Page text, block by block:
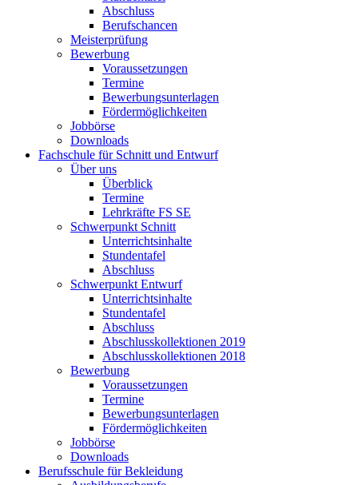
Abschluss
Berufschancen
Meisterprüfung
Bewerbung
Voraussetzungen
Termine
Bewerbungsunterlagen
Fördermöglichkeiten
Jobbörse
Downloads
Fachschule für Schnitt und Entwurf
Über uns
Überblick
Termine
Lehrkräfte FS SE
Schwerpunkt Schnitt
Unterrichtsinhalte
Stundentafel
Abschluss
Schwerpunkt Entwurf
Unterrichtsinhalte
Stundentafel
Abschluss
Abschlusskollektionen 2019
Abschlusskollektionen 2018
Bewerbung
Voraussetzungen
Termine
Bewerbungsunterlagen
Fördermöglichkeiten
Jobbörse
Downloads
Berufsschule für Bekleidung